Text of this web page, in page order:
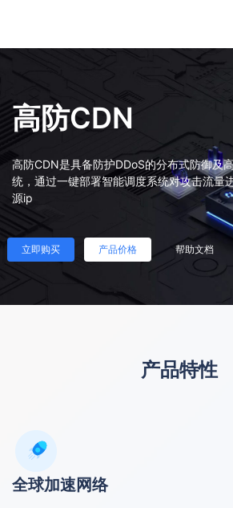
高防CDN
高防CDN是具备防护DDoS的分布式防御及
统，通过一键部署智能调度系统对攻击流量
源ip
立即购买 产品价格 帮助文档
产品特性
全球加速网络